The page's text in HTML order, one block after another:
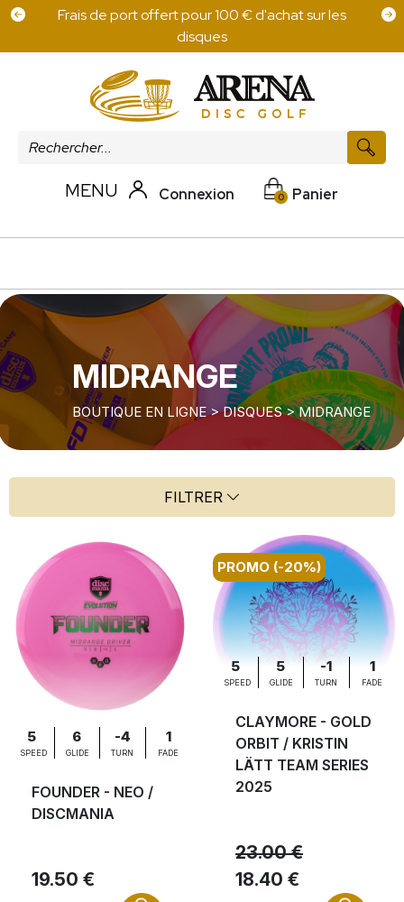
Frais de port offert pour 100 € d'achat sur les
disques
MENU Connexion 0 Panier
MIDRANGE
BOUTIQUE EN LIGNE>DISQUES>MIDRANGE
FILTRER
5
SPEED
6
GLIDE
-4
TURN
1
FADE
FOUNDER - NEO /
DISCMANIA
19.50 €
PROMO (-20%)
5
SPEED
5
GLIDE
-1
TURN
1
FADE
CLAYMORE - GOLD
ORBIT / KRISTIN
LÄTT TEAM SERIES
2025
23.00 €
18.40 €